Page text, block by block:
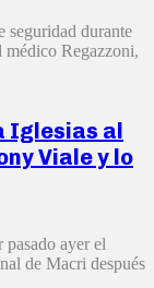
seguridad durante
médico Regazzoni,
Iglesias al
Viale y lo
pasado ayer el
de Macri después